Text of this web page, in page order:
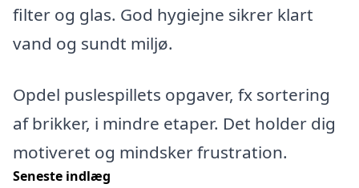
filter og glas. God hygiejne sikrer klart
vand og sundt miljø.
Opdel puslespillets opgaver, fx sortering
af brikker, i mindre etaper. Det holder dig
motiveret og mindsker frustration.
Seneste indlæg